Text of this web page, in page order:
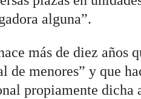
alguna”.
más de diez años
menores” y que
propiamente dicha